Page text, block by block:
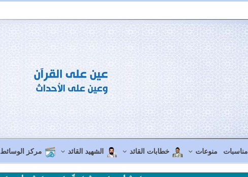
مناسبات منوعات خطابات القائد الشهيد القائد مركز الوسائط